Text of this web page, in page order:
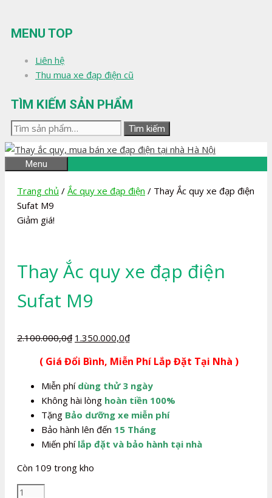
đến
nội
MENU TOP
Liên hệ
Thu mua xe đạp điện cũ
TÌM KIẾM SẢN PHẨM
Tìm
kiếm:
Tìm kiếm
Menu
Trang chủ / Ắc quy xe đạp điện / Thay Ắc quy xe đạp điện
Sufat M9
Giảm giá!
Thay Ắc quy xe đạp điện
Sufat M9
2.100.000,0₫ Giá
là:
2.100.000,0₫.
1.350.000,0₫Giá
tại
1.350.000,0₫.
( Giá Đổi Bình, Miễn Phí Lắp Đặt Tại Nhà )
Miễn phí dùng thử 3 ngày
Không hài lòng hoàn tiền 100%
Tặng Bảo dưỡng xe miễn phí
Bảo hành lên đến 15 Tháng
Miến phí lắp đặt và bảo hành tại nhà
Còn 109 trong kho
Thay